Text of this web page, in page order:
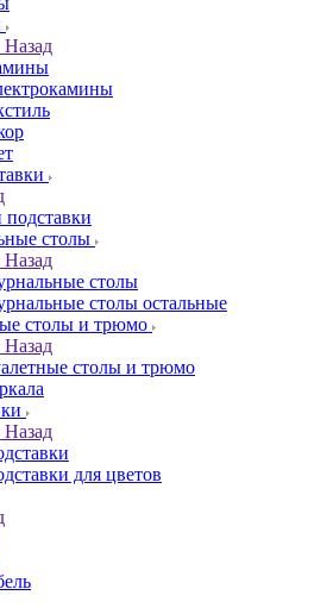
Назад
столы
Назад
столы
столы остальные
столы и трюмо
Назад
столы и трюмо
Назад
для цветов